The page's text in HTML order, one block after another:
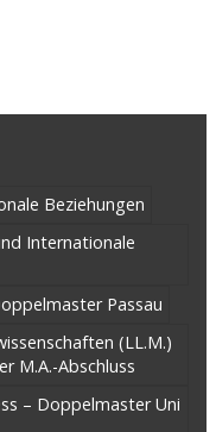
Beziehungen
Internationale
Passau
(LL.M.)
M.A.-Abschluss
– Doppelmaster Uni